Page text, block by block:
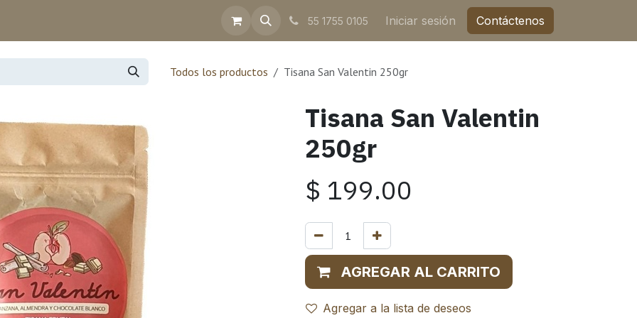
55 1755 0105 Iniciar sesión Contáctenos
Todos los productos Tisana San Valentin 250gr
Tisana San Valentin
250gr
$ 199.00
AGREGAR AL CARRITO
Agregar a la lista de deseos